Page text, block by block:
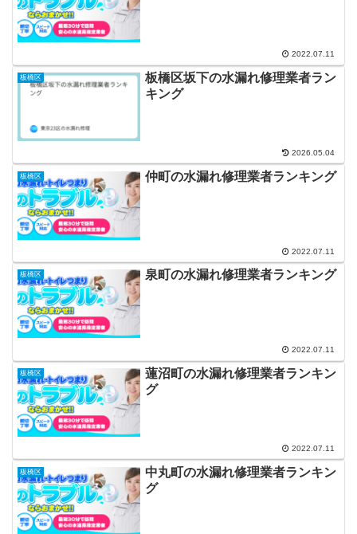
2022.07.11
板橋区
板橋区坂下の水漏れ修理業者ラン
キング
2026.05.04
板橋区 仲町の水漏れ修理業者ランキング
2022.07.11
板橋区 泉町の水漏れ修理業者ランキング
2022.07.11
板橋区
蓮沼町の水漏れ修理業者ランキン
グ
2022.07.11
板橋区
中丸町の水漏れ修理業者ランキン
グ